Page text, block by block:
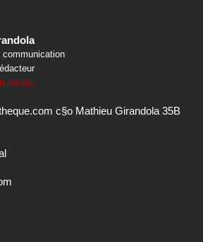
communication
réseau
c§o Mathieu Girandola 35B